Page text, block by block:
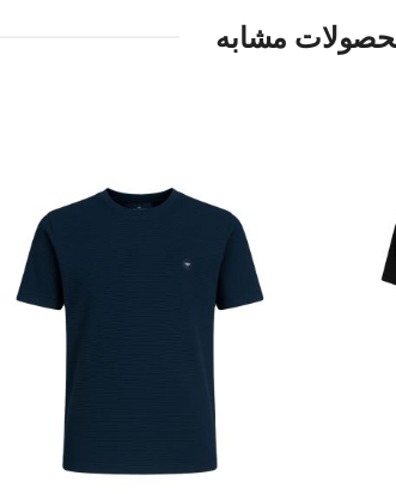
مشابه